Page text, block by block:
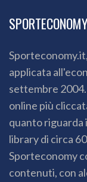
SPORTECONOMY
applicata
settembre
online più
quanto riguarda
library di circa
Sporteconomy
contenuti, con